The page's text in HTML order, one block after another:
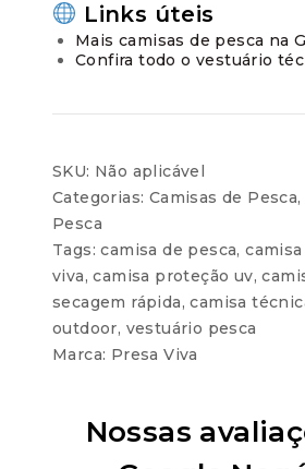
Links úteis
Mais camisas de pesca na
Confira todo o vestuário
SKU: Não aplicável
Categorias: Camisas de Pesca
Pesca
Tags:camisa de pesca,
viva,camisa proteção uv,
secagem rápida,camisa
outdoor, vestuário pesca
Marca: Presa Viva
Nossas